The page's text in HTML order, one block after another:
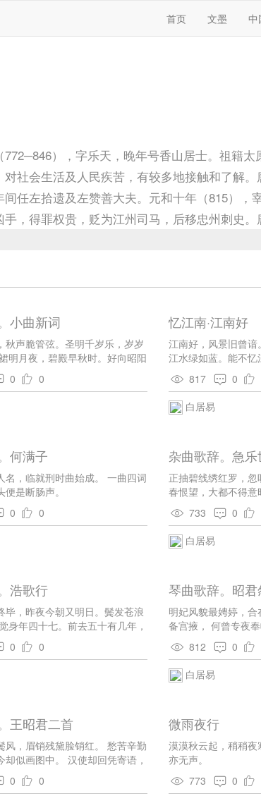
首页 文墨 中
772─846），字乐天，晚年号香山居士。祖籍
对社会生活及人民疾苦，有较多地接触和了解
间任左拾遗及左赞善大夫。元和十年（815）
手，得罪权贵，贬为江州司马，后移忠州刺史
，灌溉田亩千顷，成绩卓著。唐敬宗宝历元年
叙事诗《长恨歌》，《琵琶行》也独具特色，
诗刻画人物，形象鲜明，以情动人，具有很高
歌旧曲君休听， 听取新词《杨柳枝》」，可
如欧阳修、张先、杨慎，都极为赞赏。
小曲新词
秋声脆管弦。圣明千岁乐，岁岁
明月夜，碧殿早秋时。好向昭阳
迟。
0
0
忆江南·江南好
江南好，风景旧曾
江水绿如蓝。能不忆
817
0
白居易
何满子
名，临就刑时曲始成。 一曲四词
是断肠声。
0
0
杂曲歌辞。急乐
正抽碧线绣红罗，
春恨望，大都不得意
733
0
白居易
浩歌行
毕，昨夜今朝又明日。鬓发苍浪
身年四十七。前去五十有几年，
然。 既无长绳系白日，又无大药
日渐不如故， 青史功名在何处。
贵，富贵不来年少去。 去复去兮
海无回波。贤愚贵贱同归尽，
， 命若不来知奈何。
0
0
琴曲歌辞。昭君
明妃风貌最娉婷，
备宫掖， 何曾专夜
知屈那教配虏庭。
恨丹青。
812 0
白居易
王昭君二首
风，眉销残黛脸销红。 愁苦辛勤
却似画图中。 汉使却回凭寄语，
眉。 君王若问妾颜色，莫道不如
0
0
微雨夜行
漠漠秋云起，稍稍
亦无声。
773
0